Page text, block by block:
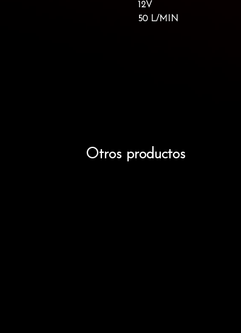
12V
50 L/MIN
Otros productos